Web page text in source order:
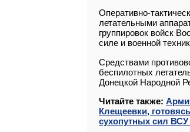
Оперативно-
летательными
группировок войск
силе и военной
Средствами
беспилотных
Донецкой Народной
Читайте также:
Клещеевки,
сухопутных сил